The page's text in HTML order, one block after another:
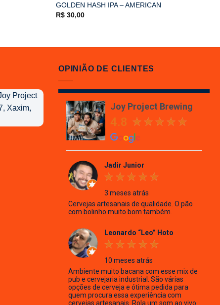
GOLDEN HASH IPA – AMERICAN
R$30,00
OPINIÃO DE CLIENTES
Joy Project Brewing
4.8
Jadir Junior
3 meses atrás
Cervejas artesanais de qualidade. O pão
com bolinho muito bom também.
Leonardo “Leo” Hoto
10 meses atrás
Ambiente muito bacana com esse mix de
pub e cervejaria industrial. São várias
opções de cerveja e ótima pedida para
quem procura essa experiência com
cervejas artesanais. Rola um som ao vivo